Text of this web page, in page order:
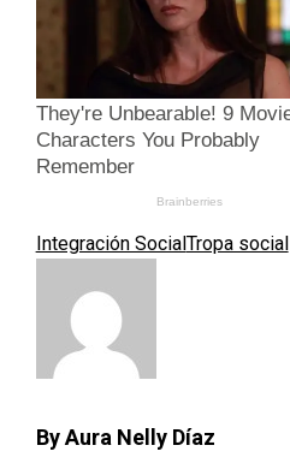
Integración SocialTropa social
By Aura Nelly Díaz